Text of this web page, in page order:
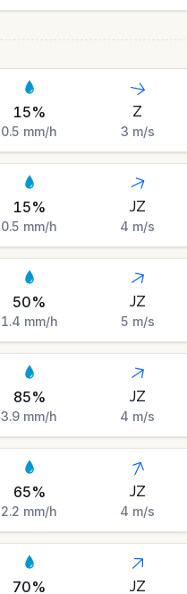
15%
0.5 mm/h
Z
3 m/s
15%
0.5 mm/h
JZ
4 m/s
50%
1.4 mm/h
JZ
5 m/s
85%
3.9 mm/h
JZ
4 m/s
65%
2.2 mm/h
JZ
4 m/s
70% JZ